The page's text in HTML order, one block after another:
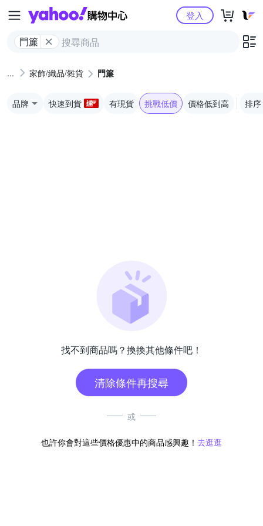
Yahoo購物中心
門簾
登入
家飾/織品/雜貨 門簾
品牌 快速到貨 有現貨 挑戰低價 價格低到高 排序
找不到商品嗎？換換其他條件吧！
清除條件再搜尋
或
也許你會對這些價格優惠中的商品感興趣！ 去逛逛